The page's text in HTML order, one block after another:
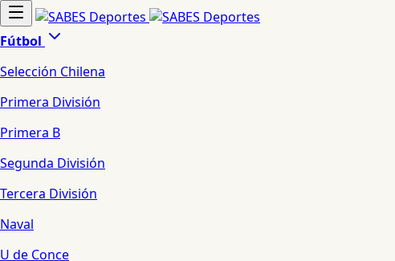
Fútbol
Selección Chilena
Primera División
Primera B
Segunda División
Tercera División
Naval
U de Conce